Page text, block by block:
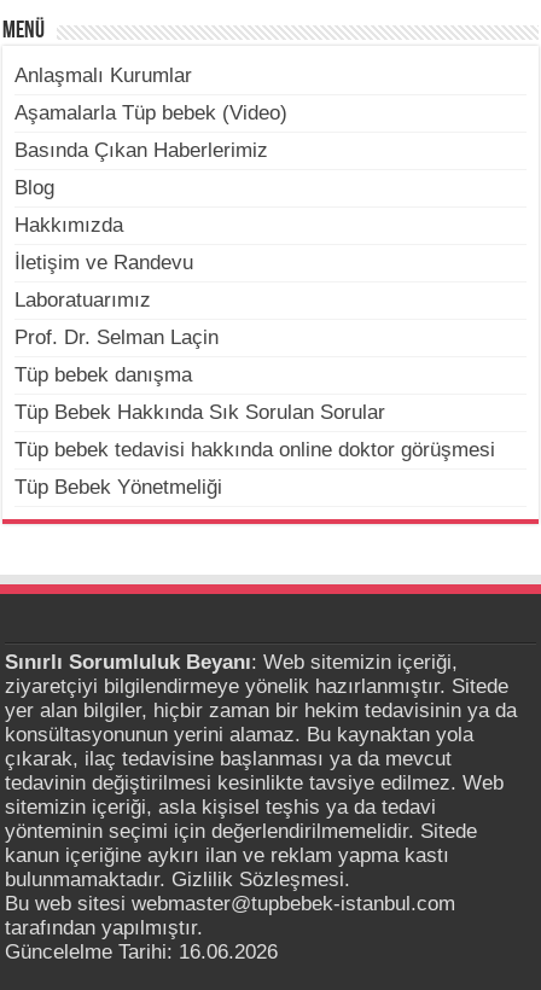
Menü
Anlaşmalı Kurumlar
Aşamalarla Tüp bebek (Video)
Basında Çıkan Haberlerimiz
Blog
Hakkımızda
İletişim ve Randevu
Laboratuarımız
Prof. Dr. Selman Laçin
Tüp bebek danışma
Tüp Bebek Hakkında Sık Sorulan Sorular
Tüp bebek tedavisi hakkında online doktor görüşmesi
Tüp Bebek Yönetmeliği
Sınırlı Sorumluluk Beyanı: Web sitemizin içeriği,
ziyaretçiyi bilgilendirmeye yönelik hazırlanmıştır. Sitede
yer alan bilgiler, hiçbir zaman bir hekim tedavisinin ya da
konsültasyonunun yerini alamaz. Bu kaynaktan yola
çıkarak, ilaç tedavisine başlanması ya da mevcut
tedavinin değiştirilmesi kesinlikte tavsiye edilmez. Web
sitemizin içeriği, asla kişisel teşhis ya da tedavi
yönteminin seçimi için değerlendirilmemelidir. Sitede
kanun içeriğine aykırı ilan ve reklam yapma kastı
bulunmamaktadır. Gizlilik Sözleşmesi.
Bu web sitesi webmaster@tupbebek-istanbul.com
tarafından yapılmıştır.
Güncelelme Tarihi: 16.06.2026